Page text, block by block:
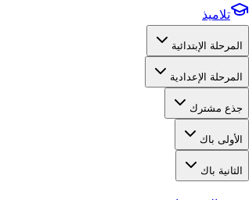
تلاميذ
المرحلة الإبتدائية
المرحلة الإعدادية
جذع مشترك
الأولى باك
الثانية باك